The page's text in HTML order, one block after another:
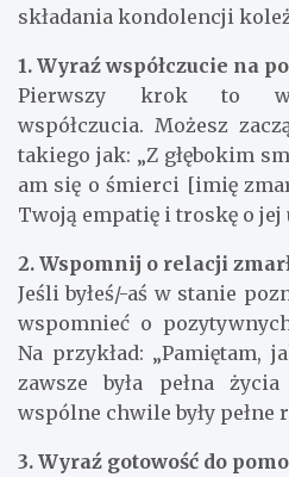
składania kondolencji
1. Wyraź współczucie na
Pierwszy krok to
współczucia. Możesz
takiego jak: „Z głębokim
am się o śmierci [imię
Twoją empatię i troskę o jej
2. Wspomnij o relacji
Jeśli byłeś/-aś w stanie
wspomnieć o
Na przykład: „Pamiętam,
zawsze była pełna
wspólne chwile były pełne
3. Wyraź gotowość do